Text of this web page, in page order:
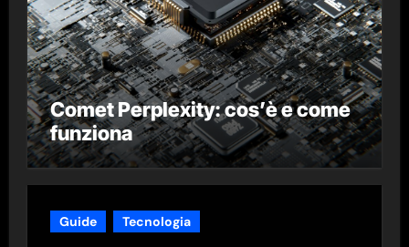
Comet Perplexity: cos’è e come
funziona
Guide Tecnologia